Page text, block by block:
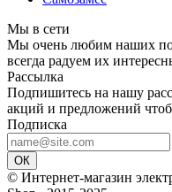
Мы в сети
Мы очень любим наших
всегда радуем их
Рассылка
Подпишитесь на нашу
акций и предложений
Подписка
ОК
© Интернет-магазин